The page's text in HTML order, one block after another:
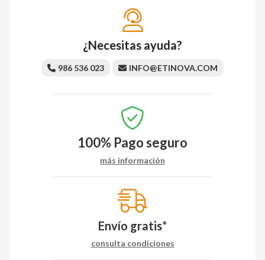
¿Necesitas ayuda?
986 536 023 INFO@ETINOVA.COM
100% Pago seguro
más información
Envío gratis*
consulta condiciones